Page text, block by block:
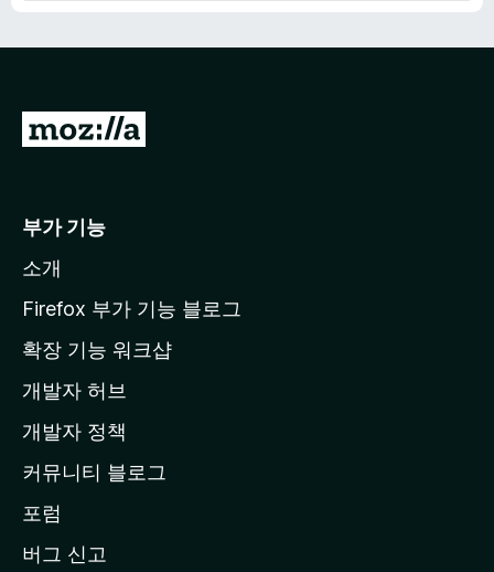
M
l
a
페
이
지
이
동
부가 기능
소개
Firefox 부가 기능 블로그
확장 기능 워크샵
개발자 허브
개발자 정책
커뮤니티 블로그
포럼
버그 신고